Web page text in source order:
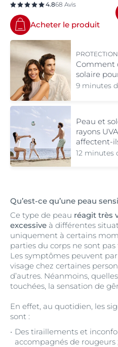
4.868 Avis
Acheter le produit
Comment
solaire
9 minutes
Peau et
rayons
affectent-
12 minutes
Qu’est-ce qu’une peau
Ce type de peau réagit très
excessive à différentes
uniquement à certains
parties du corps ne sont
Les symptômes peuvent
visage chez certaines
d’autres. Néanmoins,
touchées, la sensation de
En effet, au quotidien, les
sont :
Des tiraillements et
accompagnés de rougeurs ;